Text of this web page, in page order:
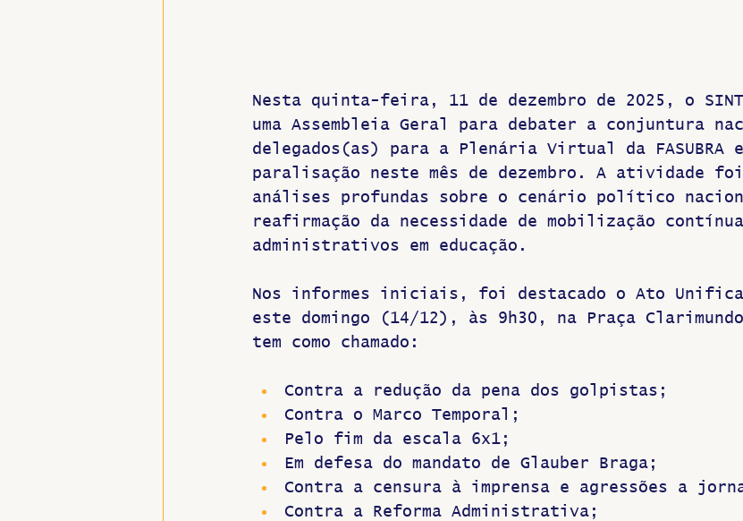
Nesta quinta-feira, 11 de dezembro de 2025, o
uma Assembleia Geral para debater a conjuntura
delegados(as) para a Plenária Virtual da
paralisação neste mês de dezembro. A atividade
análises profundas sobre o cenário político
reafirmação da necessidade de mobilização
administrativos em educação.
Nos informes iniciais, foi destacado o Ato
este domingo (14/12), às 9h30, na Praça
tem como chamado:
Contra a redução da pena dos golpistas;
Contra o Marco Temporal;
Pelo fim da escala 6x1;
Em defesa do mandato de Glauber Braga;
Contra a censura à imprensa e agressões a
Contra a Reforma Administrativa;